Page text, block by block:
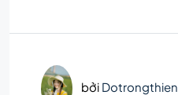
bởi Dotrongthien